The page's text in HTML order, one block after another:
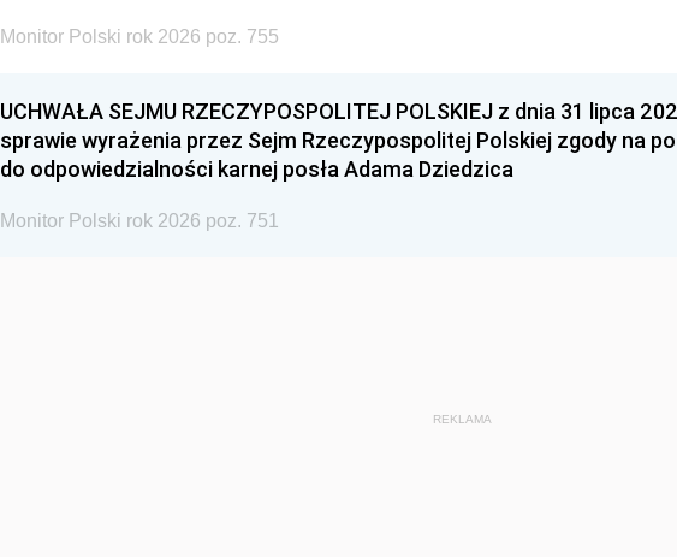
Monitor Polski rok 2026 poz. 755
UCHWAŁA SEJMU RZECZYPOSPOLITEJ POLSKIEJ z dnia 31 lipca
sprawie wyrażenia przez Sejm Rzeczypospolitej Polskiej zgody na
do odpowiedzialności karnej posła Adama Dziedzica
Monitor Polski rok 2026 poz. 751
REKLAMA